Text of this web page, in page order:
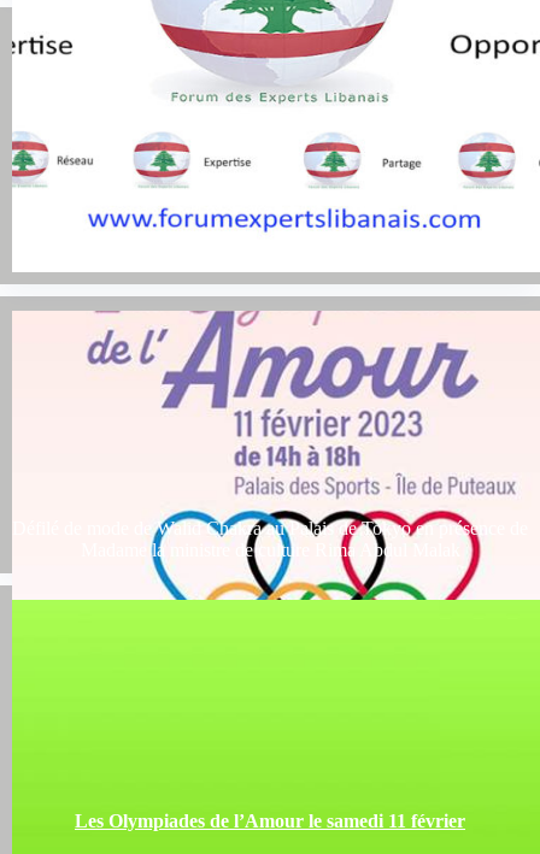
Défilé de mode de Walid Chakra au Palais de Tokyo en présence de
Madame la ministre de culture Rima Abdul Malak
Les Olympiades de l’Amour le samedi 11 février